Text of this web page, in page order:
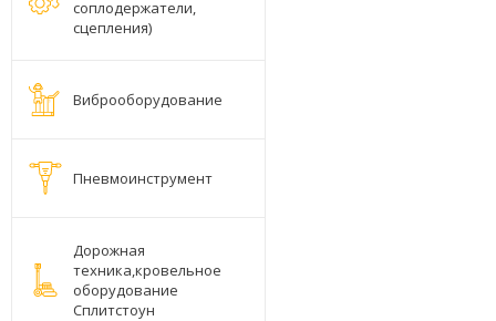
соплодержатели,
сцепления)
Виброоборудование
Пневмоинструмент
Дорожная
техника,кровельное
оборудование
Сплитстоун